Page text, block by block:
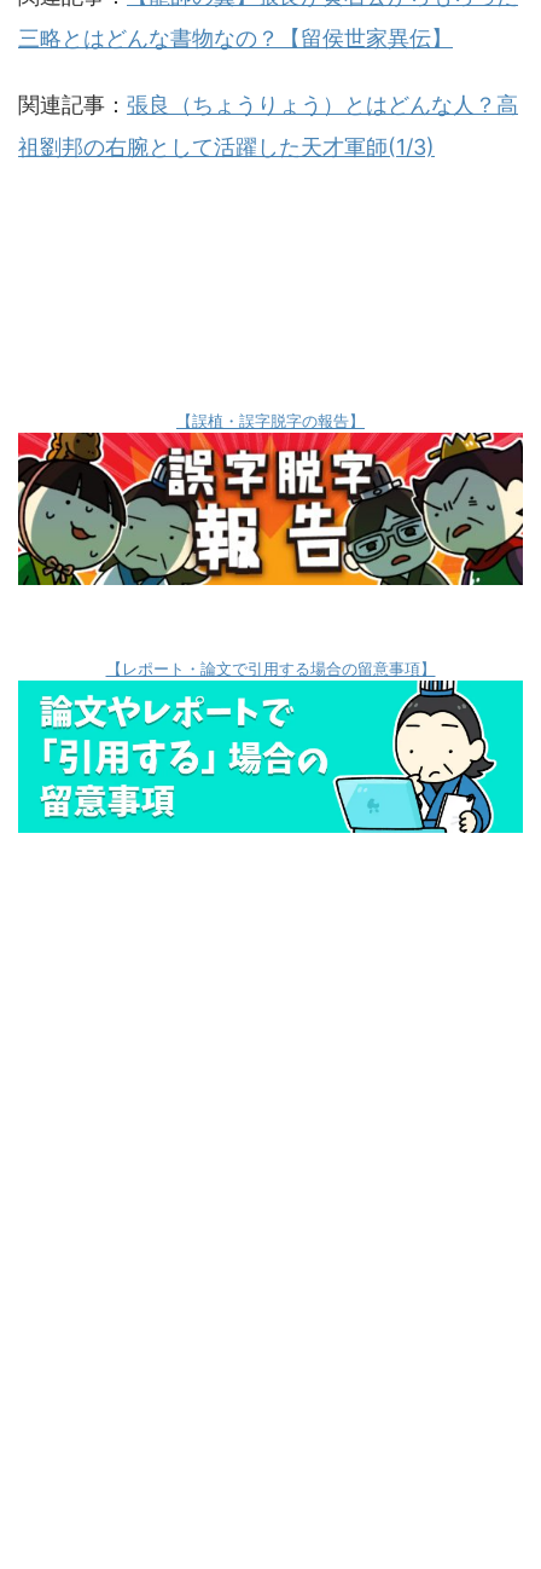
三略とはどんな書物なの？【留侯世家異伝】
関連記事： 張良（ちょうりょう）とはどんな人？高
祖劉邦の右腕として活躍した天才軍師(1/3)
【誤植・誤字脱字の報告】
【レポート・論文で引用する場合の留意事項】